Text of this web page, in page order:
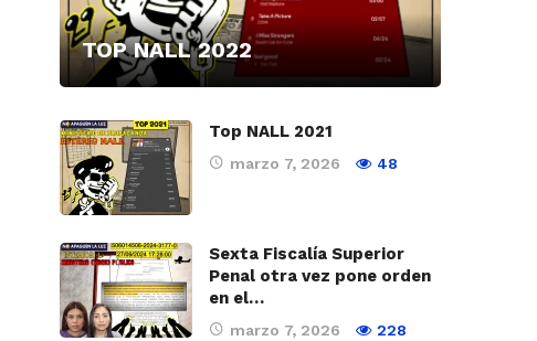
TOP NALL 2022
Top NALL 2021
marzo 7, 2026 48
Sexta Fiscalía Superior
Penal otra vez pone orden
en el…
marzo 7, 2026 228